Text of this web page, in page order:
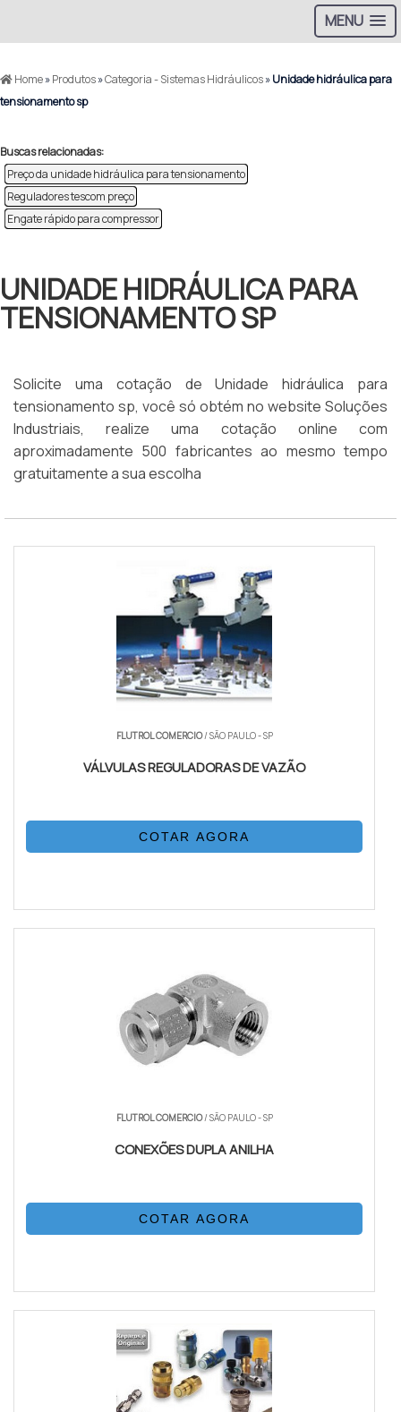
MENU
Home»Produtos»Categoria - Sistemas Hidráulicos»Unidade hidráulica para
tensionamento sp
Buscas relacionadas:
Preço da unidade hidráulica para tensionamento
Reguladores tescom preço
Engate rápido para compressor
UNIDADE HIDRÁULICA PARA
TENSIONAMENTO SP
Solicite uma cotação de Unidade hidráulica para
tensionamento sp, você só obtém no website Soluções
Industriais, realize uma cotação online com
aproximadamente 500 fabricantes ao mesmo tempo
gratuitamente a sua escolha
FLUTROL COMERCIO/ SÃO PAULO - SP
VÁLVULAS REGULADORAS DE VAZÃO
COTAR AGORA
FLUTROL COMERCIO/ SÃO PAULO - SP
CONEXÕES DUPLA ANILHA
COTAR AGORA